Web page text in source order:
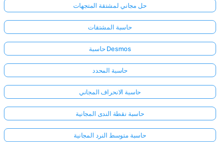
حل مجاني لمشتقة المتجهات
حاسبة المشتقات
حاسبة Desmos
حاسبة المحدد
حاسبة الانحراف المجاني
حاسبة نقطة الندى المجانية
حاسبة متوسط النرد المجانية